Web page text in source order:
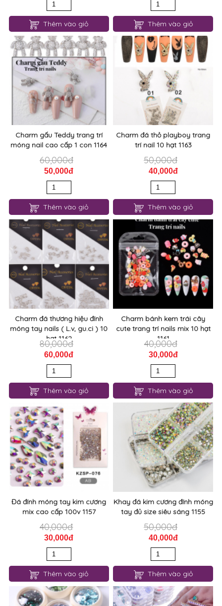
Thêm vào giỏ Thêm vào giỏ
Charm gấu Teddy trang trí
móng nail cao cấp 1 con 1164
60,000đ
50,000đ
Thêm vào giỏ
Charm đá thỏ playboy trang
trí nail 10 hạt 1163
50,000đ
40,000đ
Thêm vào giỏ
Charm đá thương hiệu đính
móng tay nails ( L.v, gu.ci ) 10
hạt 1162
80,000đ
60,000đ
Thêm vào giỏ
Charm bánh kem trái cây
cute trang trí nails mix 10 hạt
1161
40,000đ
30,000đ
Thêm vào giỏ
Đá đính móng tay kim cương
mix cao cấp 100v 1157
40,000đ
30,000đ
Thêm vào giỏ
Khay đá kim cương đính móng
tay đủ size siêu sáng 1155
50,000đ
40,000đ
Thêm vào giỏ